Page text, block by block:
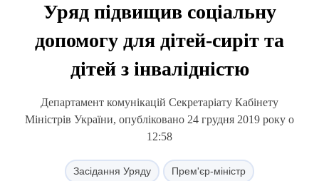
Уряд підвищив соціальну
допомогу для дітей-сиріт та
дітей з інвалідністю
Департамент комунікацій Секретаріату Кабінету
Міністрів України, опубліковано 24 грудня 2019 року о
12:58
Засідання Уряду Прем'єр-міністр